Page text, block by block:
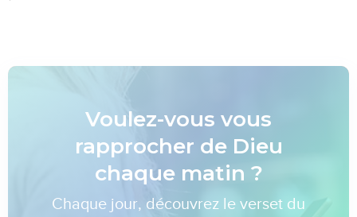
Voulez-vous vous
rapprocher de Dieu
chaque matin ?
Chaque jour, découvrez le verset du